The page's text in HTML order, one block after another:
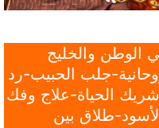
الوطن والخليج
جلب الحبيب-رد
الحياة-علاج وفك
طلاق بين